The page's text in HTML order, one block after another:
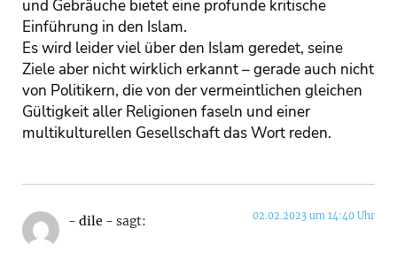
und Gebräuche bietet eine profunde kritische
Einführung in den Islam.
Es wird leider viel über den Islam geredet, seine
Ziele aber nicht wirklich erkannt – gerade auch nicht
von Politikern, die von der vermeintlichen gleichen
Gültigkeit aller Religionen faseln und einer
multikulturellen Gesellschaft das Wort reden.
- dile - sagt: 02.02.2023 um 14:40 Uhr